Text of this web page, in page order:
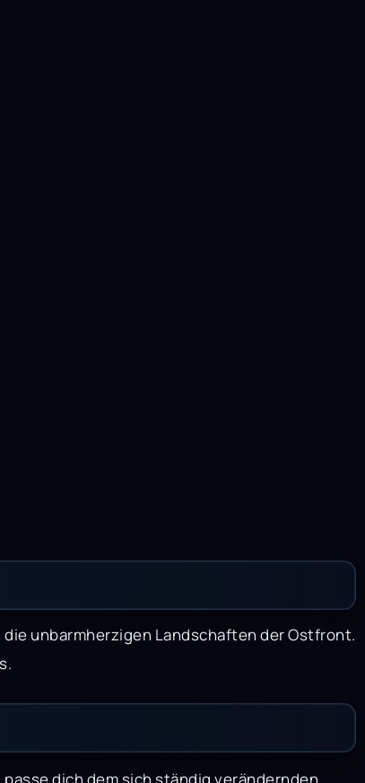
unbarmherzigen Landschaften der Ostfront.
dich dem sich ständig verändernden